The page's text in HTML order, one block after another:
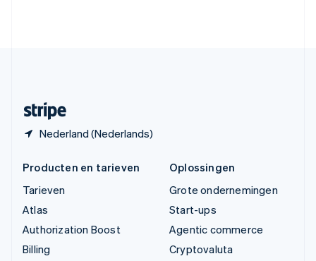
Nederland (Nederlands)
Producten en tarieven
Tarieven
Atlas
Authorization Boost
Billing
Oplossingen
Grote ondernemingen
Start-ups
Agentic commerce
Cryptovaluta